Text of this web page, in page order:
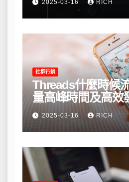
2025-03-16 RICH
社群行銷
Threads什麼時候
量高峰時間及高效
略2025-03-16 RICH